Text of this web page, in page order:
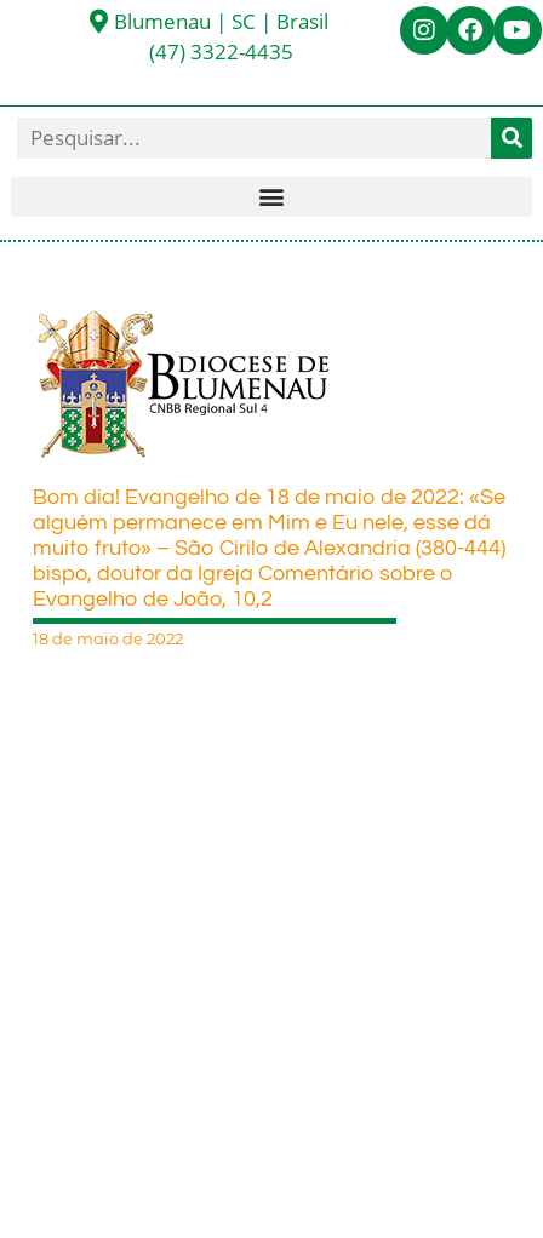
Blumenau | SC | Brasil
(47) 3322-4435
Bom dia! Evangelho de 18 de maio de 2022: «Se
alguém permanece em Mim e Eu nele, esse dá
muito fruto» – São Cirilo de Alexandria (380-444)
bispo, doutor da Igreja Comentário sobre o
Evangelho de João, 10,2
18 de maio de 2022